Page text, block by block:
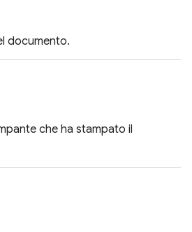
documento.
che ha stampato il